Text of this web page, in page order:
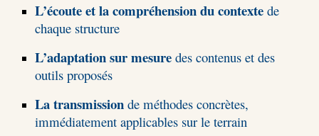
L’écoute et la compréhension du contexte de
chaque structure
L’adaptation sur mesure des contenus et des
outils proposés
La transmission de méthodes concrètes,
immédiatement applicables sur le terrain